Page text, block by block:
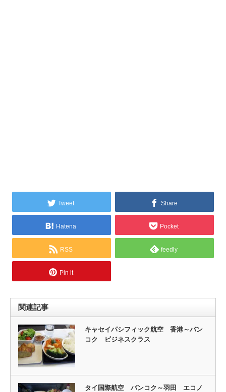
Tweet Share
Hatena Pocket
RSS feedly
Pin it
関連記事
キャセイパシフィック航空 香港～バン
コク ビジネスクラス
タイ国際航空 バンコク～羽田 エコノ